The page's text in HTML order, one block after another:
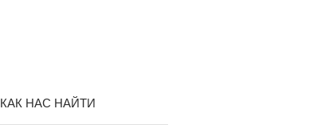
КАК НАС НАЙТИ